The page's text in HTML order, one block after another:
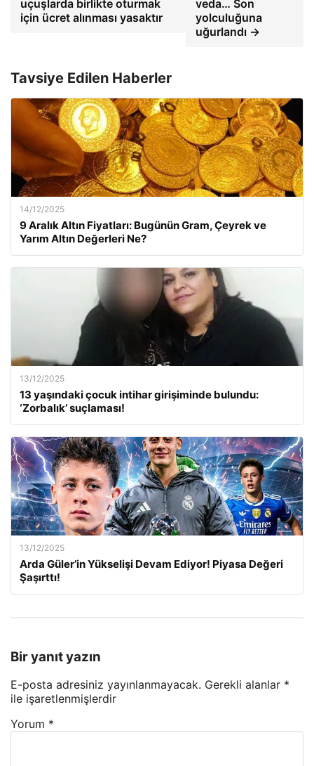
uçuşlarda birlikte oturmak
için ücret alınması yasaktır
veda… Son
yolculuğuna
uğurlandı →
Tavsiye Edilen Haberler
14/12/2025
9 Aralık Altın Fiyatları: Bugünün Gram, Çeyrek ve
Yarım Altın Değerleri Ne?
13/12/2025
13 yaşındaki çocuk intihar girişiminde bulundu:
‘Zorbalık’ suçlaması!
13/12/2025
Arda Güler’in Yükselişi Devam Ediyor! Piyasa Değeri
Şaşırttı!
Bir yanıt yazın
E-posta adresiniz yayınlanmayacak. Gerekli alanlar *
ile işaretlenmişlerdir
Yorum *